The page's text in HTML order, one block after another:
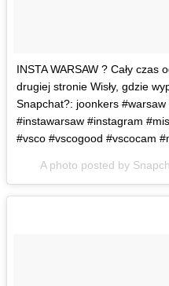
INSTA WARSAW ? Cały
drugiej stronie Wisły, gdzie
Snapchat?: joonkers
#instawarsaw #instagram
#vsco #vscogood #vscocam
A photo posted by